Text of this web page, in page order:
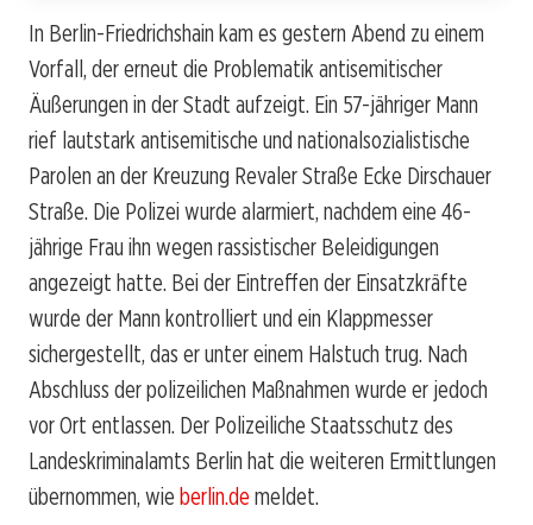
In Berlin-Friedrichshain kam es gestern Abend zu einem
Vorfall, der erneut die Problematik antisemitischer
Äußerungen in der Stadt aufzeigt. Ein 57-jähriger Mann
rief lautstark antisemitische und nationalsozialistische
Parolen an der Kreuzung Revaler Straße Ecke Dirschauer
Straße. Die Polizei wurde alarmiert, nachdem eine 46-
jährige Frau ihn wegen rassistischer Beleidigungen
angezeigt hatte. Bei der Eintreffen der Einsatzkräfte
wurde der Mann kontrolliert und ein Klappmesser
sichergestellt, das er unter einem Halstuch trug. Nach
Abschluss der polizeilichen Maßnahmen wurde er jedoch
vor Ort entlassen. Der Polizeiliche Staatsschutz des
Landeskriminalamts Berlin hat die weiteren Ermittlungen
übernommen, wie berlin.de meldet.